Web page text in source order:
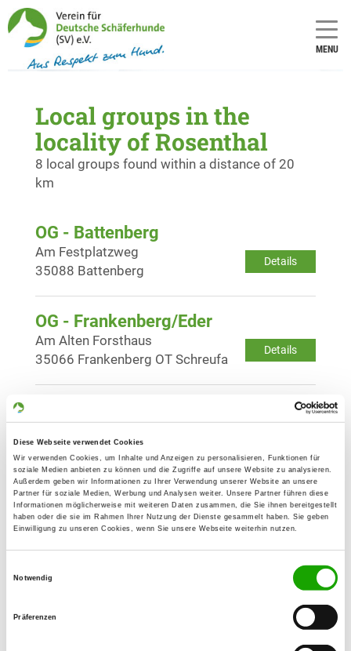
Diese Webseite verwendet Cookies
Wir verwenden Cookies, um Inhalte und Anzeigen zu personalisieren, Funktionen für
soziale Medien anbieten zu können und die Zugriffe auf unsere Website zu analysieren.
Außerdem geben wir Informationen zu Ihrer Verwendung unserer Website an unsere
Partner für soziale Medien, Werbung und Analysen weiter. Unsere Partner führen diese
Informationen möglicherweise mit weiteren Daten zusammen, die Sie ihnen bereitgestellt
haben oder die sie im Rahmen Ihrer Nutzung der Dienste gesammelt haben. Sie geben
Einwilligung zu unseren Cookies, wenn Sie unsere Webseite weiterhin nutzen.
Notwendig
Präferenzen
MENU
Local groups in the
locality of Rosenthal
8 local groups found within a distance of 20
km
OG - Battenberg
Details
Am Festplatzweg
35088 Battenberg
OG - Frankenberg/Eder
Details
Am Alten Forsthaus
35066 Frankenberg OT Schreufa
35285 Gemünden/Wohra
OG - Kirchhain Bez.Kassel
Details
Im Gaulsgrund
35274 Kirchhain
OG - Marburg/Lahn
Details
35041 Marburg